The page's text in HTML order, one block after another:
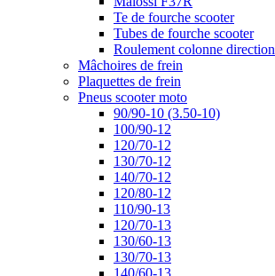
Te de fourche scooter
Tubes de fourche scooter
Roulement colonne direction
Mâchoires de frein
Plaquettes de frein
Pneus scooter moto
90/90-10 (3.50-10)
100/90-12
120/70-12
130/70-12
140/70-12
120/80-12
110/90-13
120/70-13
130/60-13
130/70-13
140/60-13